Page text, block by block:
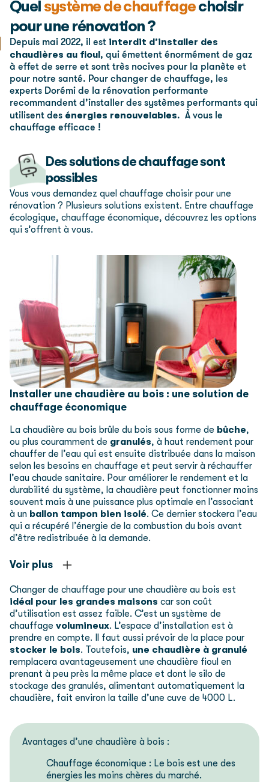
Quel système de chauffagechoisir
pour une rénovation ?
Depuis mai 2022, il est interdit d’installer des
chaudières au fioul, qui émettent énormément de gaz
à effet de serre et sont très nocives pour la planète et
pour notre santé. Pour changer de chauffage, les
experts Dorémi de la rénovation performante
recommandent d’installer des systèmes performants qui
utilisent des énergies renouvelables. À vous le
chauffage efficace !
Des solutions de chauffage sont
possibles
Vous vous demandez quel chauffage choisir pour une
rénovation ? Plusieurs solutions existent. Entre chauffage
écologique, chauffage économique, découvrez les options
qui s’offrent à vous.
Installer une chaudière au bois : une solution de
chauffage économique
La chaudière au bois brûle du bois sous forme de bûche,
ou plus couramment de granulés, à haut rendement pour
chauffer de l’eau qui est ensuite distribuée dans la maison
selon les besoins en chauffage et peut servir à réchauffer
l’eau chaude sanitaire. Pour améliorer le rendement et la
durabilité du système, la chaudière peut fonctionner moins
souvent mais à une puissance plus optimale en l’associant
à un ballon tampon bien isolé. Ce dernier stockera l’eau
qui a récupéré l’énergie de la combustion du bois avant
d’être redistribuée à la demande.
Voir plus
Changer de chauffage pour une chaudière au bois est
idéal pour les grandes maisons car son coût
d’utilisation est assez faible. C’est un système de
chauffage volumineux. L’espace d’installation est à
prendre en compte. Il faut aussi prévoir de la place pour
stocker le bois. Toutefois, une chaudière à granulé
remplacera avantageusement une chaudière fioul en
prenant à peu près la même place et dont le silo de
stockage des granulés, alimentant automatiquement la
chaudière, fait environ la taille d’une cuve de 4000 L.
Avantages d’une chaudière à bois :
Chauffage économique : Le bois est une des
énergies les moins chères du marché.